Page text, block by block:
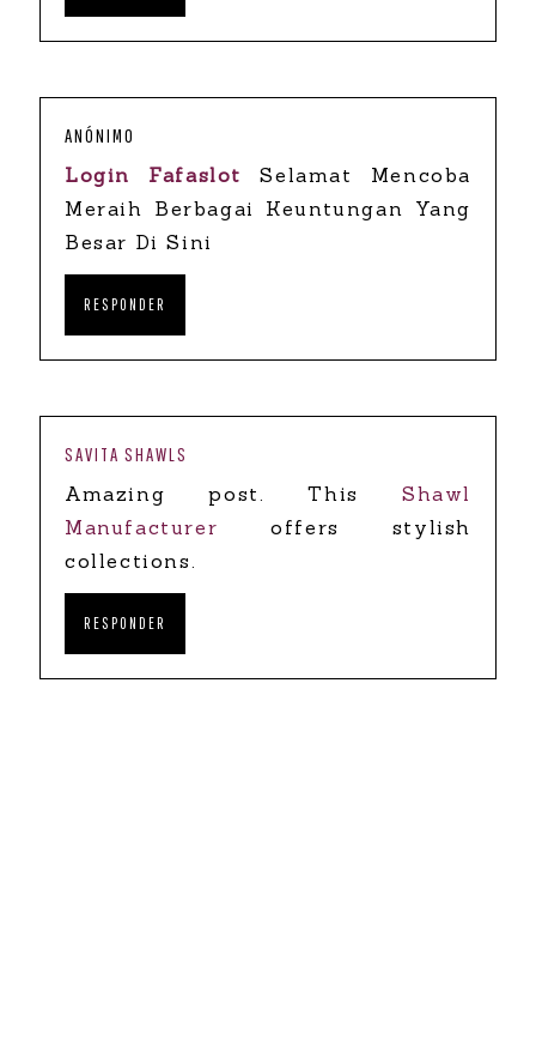
ANÓNIMO
Login Fafaslot
Selamat Mencoba
Meraih Berbagai Keuntungan Yang
Besar Di Sini
RESPONDER
SAVITA SHAWLS
Amazing post. This Shawl
Manufacturer offers stylish
collections.
RESPONDER